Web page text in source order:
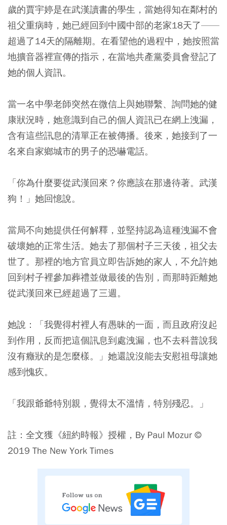
歲的賈宇婷是在武漢讀書的學生，當她得知在鄰村的
祖父重病時，她已經回到中國中部的老家18天了——
超過了14天的隔離期。在看望他的過程中，她按照當
地擴音器裡宣傳的指示，在當地共產黨委員會登記了
她的個人資訊。
當一名中學老師突然在微信上與她聯繫、詢問她的健
康狀況時，她意識到自己的個人資訊已在網上洩漏，
含有這些訊息的清單正在被傳播。後來，她接到了一
名來自家鄉城市的男子的恐嚇電話。
「你為什麼要從武漢回來？你應該在那邊待著。武漢
狗！」她回憶說。
當局不向她提供任何解釋，並堅持認為這種洩漏不會
破壞她的正常生活。她去了那個村子三天後，祖父去
世了。那裡的地方官員立即告訴她的家人，不允許她
回到村子裡參加葬禮並做最後的告別，而那時距離她
從武漢回來已經超過了三週。
她說：「我覺得村裡人有愚昧的一面，而且政府沒起
到作用，反而把這個訊息到處洩漏，也不去科普說我
沒有癥狀的是怎麼樣。」她還說沒能去安慰祖母讓她
感到愧疚。
「我跟爺爺特別親，覺得太不溫情，特別殘忍。」
註：全文獲《紐約時報》授權，By Paul Mozur ©
2019 The New York Times